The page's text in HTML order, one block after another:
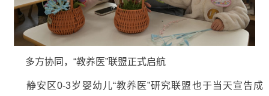
多方协同，“教养医”联盟正式启航
静安区0-3岁婴幼儿“教养医”研究联盟也于当天宣告成